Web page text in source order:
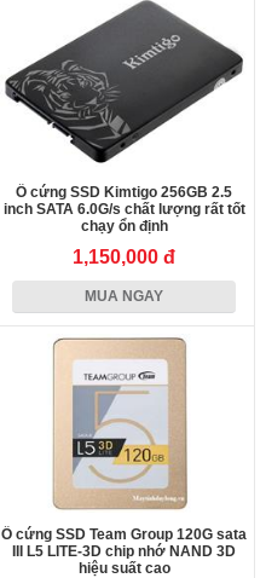
Ổ cứng SSD Kimtigo 256GB 2.5
inch SATA 6.0G/s chất lượng rất tốt
chạy ổn định
1,150,000 đ
MUA NGAY
Ổ cứng SSD Team Group 120G sata
III L5 LITE-3D chip nhớ NAND 3D
hiệu suất cao